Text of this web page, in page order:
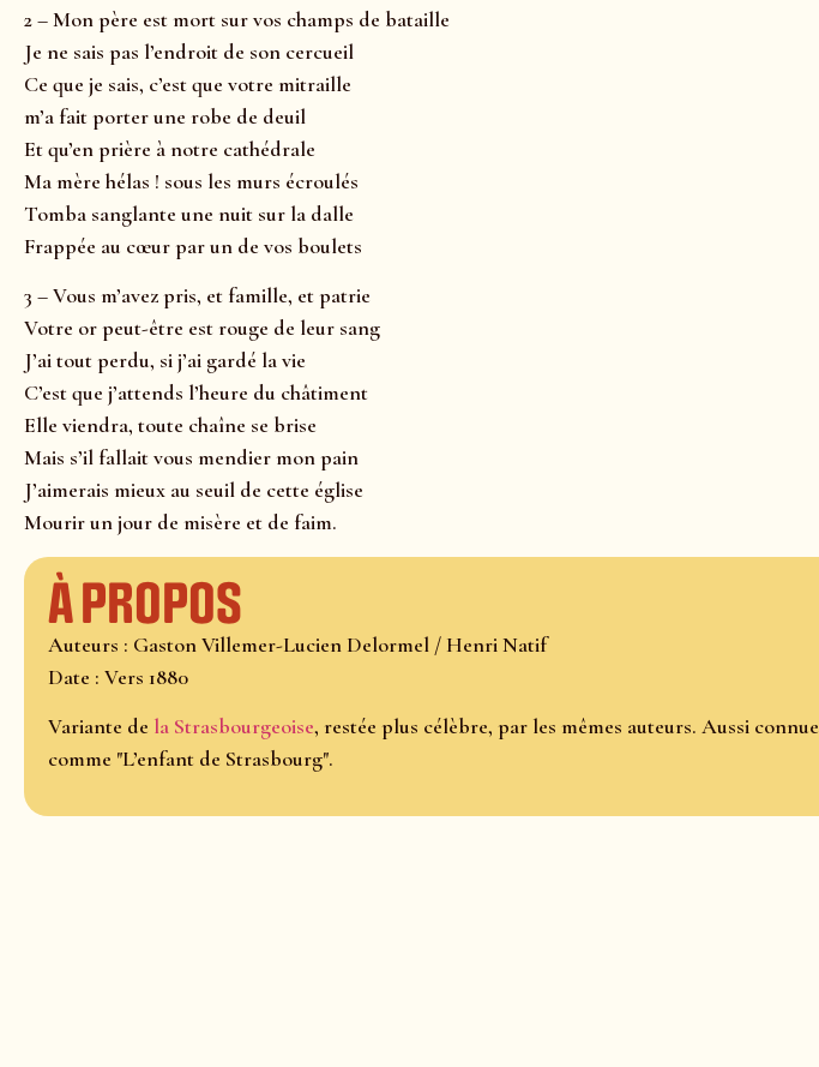
2 – Mon père est mort sur vos champs de bataille
Je ne sais pas l’endroit de son cercueil
Ce que je sais, c’est que votre mitraille
m’a fait porter une robe de deuil
Et qu’en prière à notre cathédrale
Ma mère hélas ! sous les murs écroulés
Tomba sanglante une nuit sur la dalle
Frappée au cœur par un de vos boulets
3 – Vous m’avez pris, et famille, et patrie
Votre or peut-être est rouge de leur sang
J’ai tout perdu, si j’ai gardé la vie
C’est que j’attends l’heure du châtiment
Elle viendra, toute chaîne se brise
Mais s’il fallait vous mendier mon pain
J’aimerais mieux au seuil de cette église
Mourir un jour de misère et de faim.
À propos
Auteurs : Gaston Villemer-Lucien Delormel / Henri Natif
Date : Vers 1880
Variante de la Strasbourgeoise, restée plus célèbre, par les mêmes auteurs. Aussi connue
comme "L’enfant de Strasbourg".